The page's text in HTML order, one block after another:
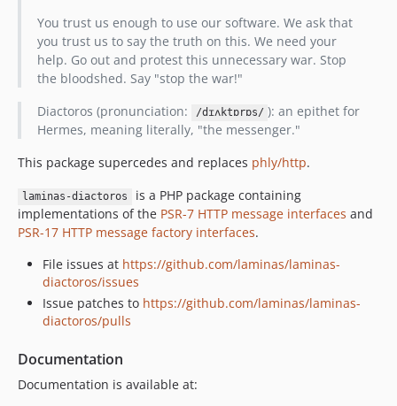
You trust us enough to use our software. We ask that
you trust us to say the truth on this. We need your
help. Go out and protest this unnecessary war. Stop
the bloodshed. Say "stop the war!"
Diactoros (pronunciation:
/dɪʌktɒrɒs/ ): an epithet for
Hermes, meaning literally, "the messenger."
This package supercedes and replaces phly/http.
laminas-diactoros
is a PHP package containing
implementations of the PSR-7 HTTP message interfaces and
PSR-17 HTTP message factory interfaces.
File issues at https://github.com/laminas/laminas-
diactoros/issues
Issue patches to https://github.com/laminas/laminas-
diactoros/pulls
Documentation
Documentation is available at: